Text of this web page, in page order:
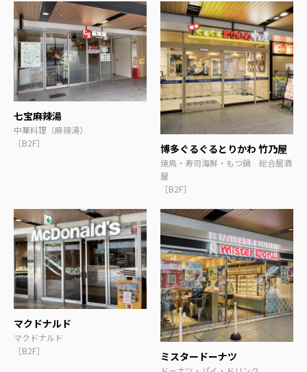
七宝麻辣湯
中華料理（麻辣湯）
［B2F］
博多ぐるぐるとりかわ 竹乃屋
焼鳥・寿司海鮮・もつ鍋 総合居酒
屋
［B2F］
マクドナルド
マクドナルド
［B2F］
ミスタードーナツ